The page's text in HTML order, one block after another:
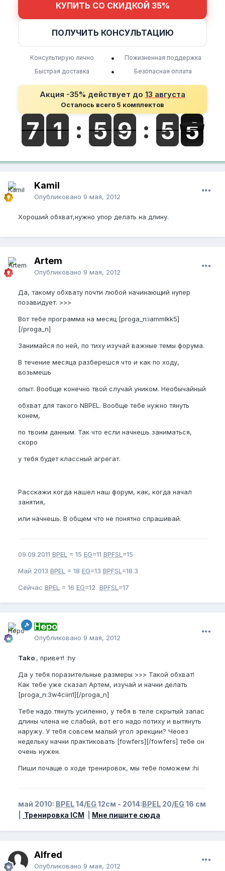
КУПИТЬ СО СКИДКОЙ 35%
ПОЛУЧИТЬ КОНСУЛЬТАЦИЮ
Консультирую лично •
Пожизненная поддержка
Быстрая доставка
• Безопасная оплата
Акция -35% действует до 13 августа
Осталось всего 5 комплектов
Kamil
Опубликовано 9 мая, 2012
Хороший обхват,нужно упор делать на длину.
Artem
Опубликовано 9 мая, 2012
Да, такому обхвату почти любой начинающий нупер
позавидует. >>>
Вот тебе программа на месяц [proga_n:iammlkk5]
[/proga_n]
Занимайся по ней, по тиху изучай важные темы форума.
В течение месяца разберешся что и как по ходу,
возьмешь
опыт. Вообще конечно твой случай уником. Необычайный
обхват для такого NBPEL. Вообще тебе нужно тянуть
конем,
по твоим данным. Так что если начнешь заниматься,
скоро
у тебя будет классный агрегат.
Расскажи когда нашел наш форум, как, когда начал
занятия,
или начнешь. В общем что не понятно спрашивай.
09.09.2011 BPEL = 15 EG=11 BPFSL =15
Май 2013 BPEL = 18 EG=13 BPFSL =18.3
Сейчас BPEL = 16 EG=12 BPFSL =17
Неро
Опубликовано 9 мая, 2012
Tako , привет! :hy
Да у тебя поразительные размеры >>> Такой обхват!
Как тебе уже сказал Артем, изучай и начни делать
[proga_n:3w4ciin1][/proga_n]
Тебе надо тянуть усиленно, у тебя в теле скрытый запас
длины члена не слабый, вот его надо потиху и вытянуть
наружу. У тебя совсем малый угол эрекции? Чеоез
недельку начни практиковать [fowfers][/fowfers] тебе он
очень нужен.
Пиши почаще о ходе тренировок, мы тебе поможем :hi
май 2010: BPEL14/EG 12см - 2014:BPEL 20/EG 16 см
Тренировка ICM Мне пишите сюда
Alfred
Опубликовано 9 мая, 2012